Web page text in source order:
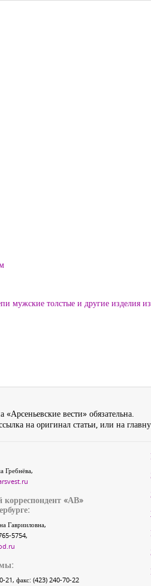
мужские толстые и другие изделия из
вести» обязательна.
на оригинал статьи, или на
Гребнёва,
корреспондент «АВ»
Гаврииловна,
5754,
21, факс: (423) 240-70-22